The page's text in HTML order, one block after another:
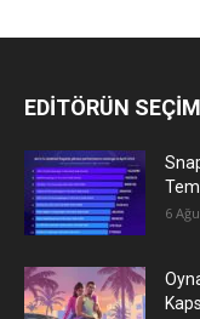
EDİTÖRÜN
6